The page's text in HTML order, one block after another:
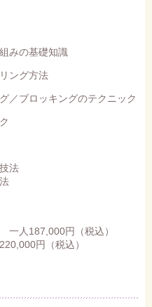
みの基礎知識
ング方法
／ブロッキングのテクニック
ク
法
一人187,000円（税込）
円（税込）